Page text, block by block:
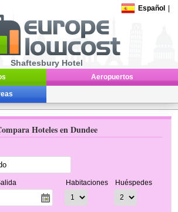
Español
Shaftesbury Hotel
Aeropuertos
Hoteles en Dundee
Habitaciones Huéspedes